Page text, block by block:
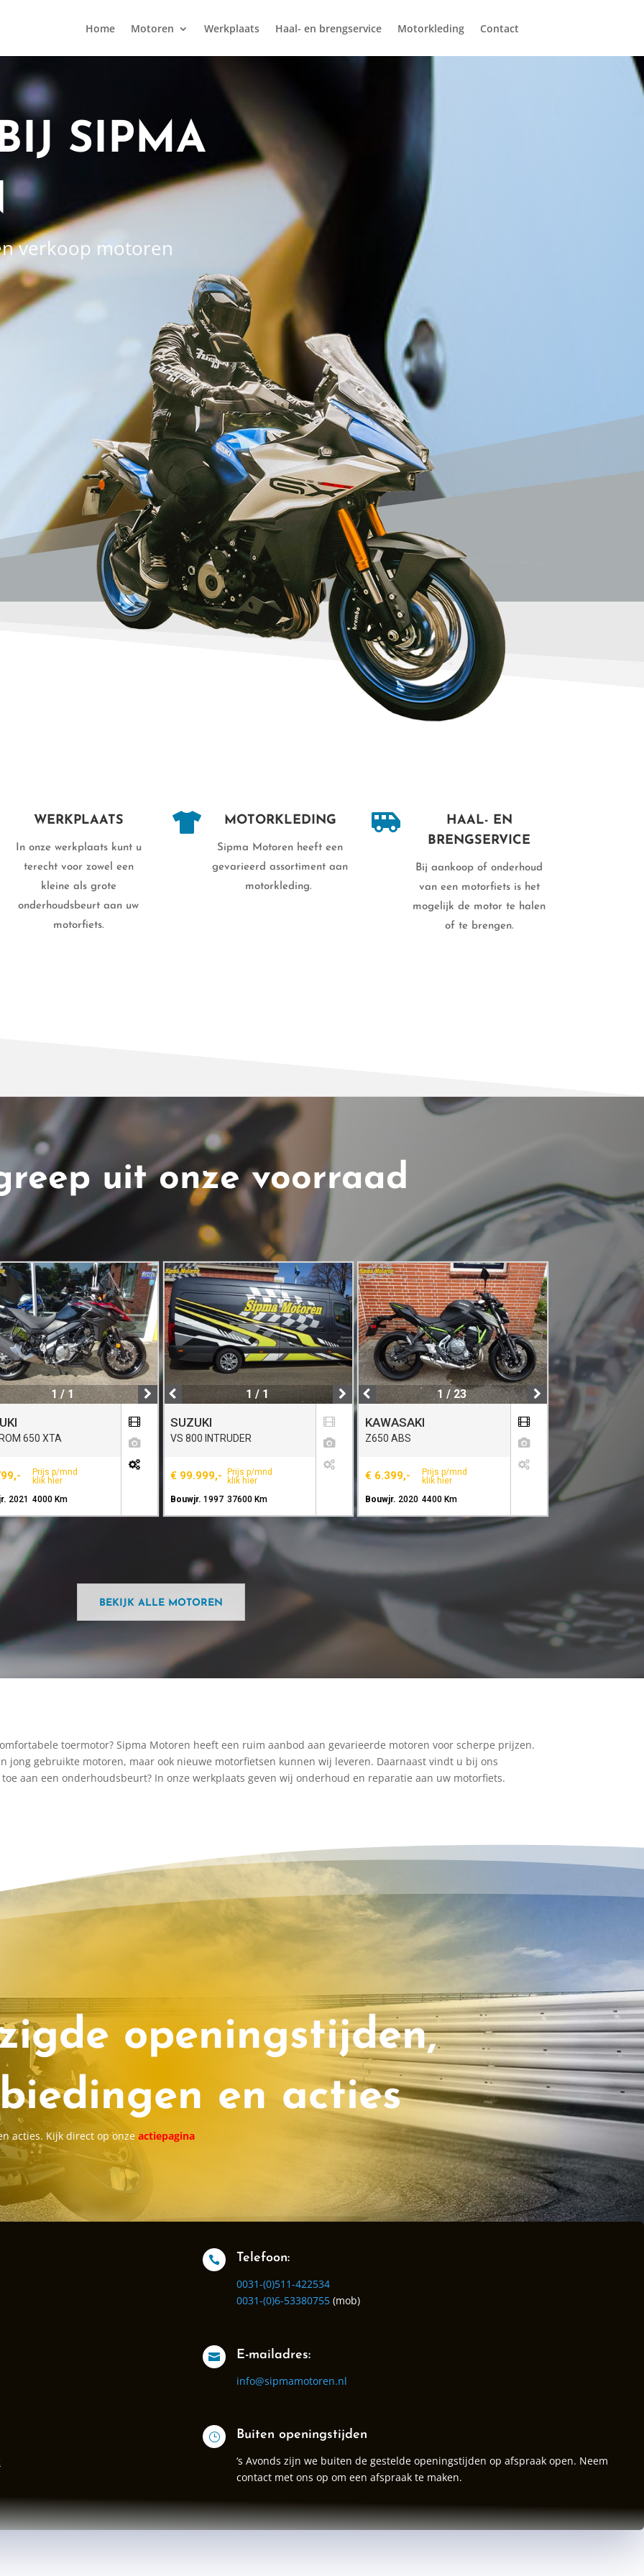
Home Motoren Werkplaats Haal- en brengservice Motorkleding Contact
SIPMA
verkoop motoren
WERKPLAATS
In onze werkplaats kunt u
terecht voor zowel een
kleine als grote
onderhoudsbeurt aan uw
motorfiets.
 MOTORKLEDING
Sipma Motoren heeft een
gevarieerd assortiment aan
motorkleding.

HAAL- EN
BRENGSERVICE
Bij aankoop of onderhoud
van een motorfiets is het
mogelijk de motor te halen
of te brengen.
uit onze voorraad
1 / 1
650 XTA
Prijs p/mnd
klik hier
2021 4000 Km
1 / 1
SUZUKI
VS 800 INTRUDER
€ 99.999,-
Prijs p/mnd
klik hier
Bouwjr. 1997 37600 Km
1 / 23
KAWASAKI
Z650 ABS
€ 6.399,-
Prijs p/mnd
klik hier
Bouwjr. 2020 4400 Km
BEKIJK ALLE MOTOREN
toermotor? Sipma Motoren heeft een ruim aanbod aan gevarieerde motoren voor scherpe prijzen.
jong gebruikte motoren, maar ook nieuwe motorfietsen kunnen wij leveren. Daarnaast vindt u bij ons
aan een onderhoudsbeurt? In onze werkplaats geven wij onderhoud en reparatie aan uw motorfiets.
openingstijden,
en acties
acties. Kijk direct op onzeactiepagina

Telefoon:
0031-(0)511-422534
0031-(0)6-53380755 (mob)

E-mailadres:
info@sipmamotoren.nl
}
Buiten openingstijden
‘s Avonds zijn we buiten de gestelde openingstijden op afspraak open. Neem
contact met ons opom een afspraak te maken.